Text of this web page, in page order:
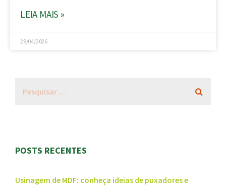
LEIA MAIS »
28/04/2026
POSTS RECENTES
Usinagem de MDF: conheça ideias de puxadores e